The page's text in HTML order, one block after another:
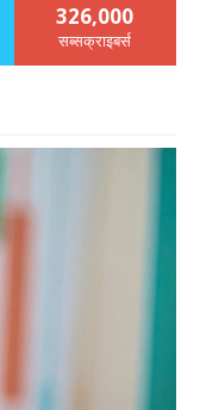
326,000
सब्सक्राइबर्स